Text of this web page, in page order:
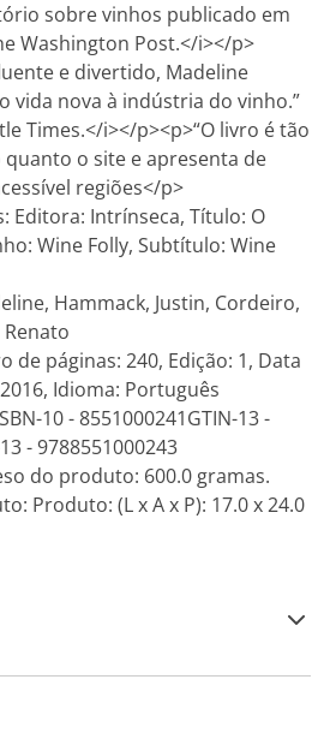
sobre vinhos publicado em
Washington Post.</i></p>
e divertido, Madeline
vida nova à indústria do vinho.”
Times.</i></p><p>“O livro é tão
o site e apresenta de
regiões</p>
Editora: Intrínseca, Título: O
Wine Folly, Subtítulo: Wine
Hammack, Justin, Cordeiro,
de páginas: 240, Edição: 1, Data
Idioma: Português
10 - 8551000241GTIN-13 -
- 9788551000243
do produto: 600.0 gramas.
Produto: (L x A x P): 17.0 x 24.0